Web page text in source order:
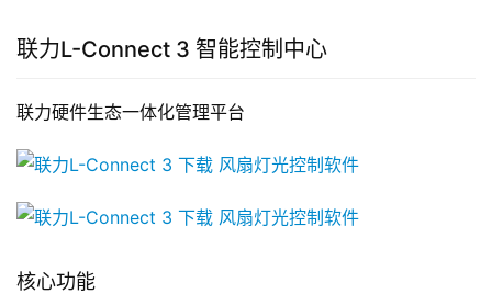
联力L-Connect 3 智能控制中心
联力硬件生态一体化管理平台
核心功能